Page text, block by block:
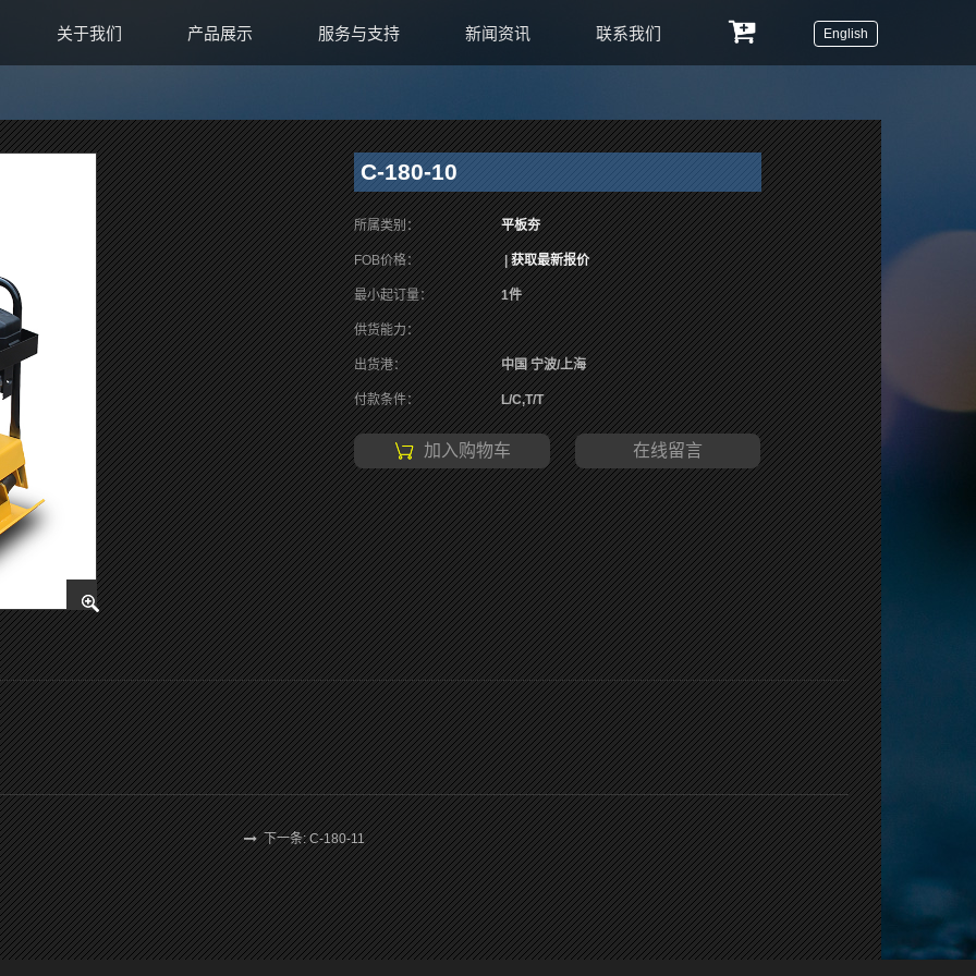
关于我们 产品展示 服务与支持 新闻资讯 联系我们 English
C-180-10
所属类别： 平板夯
FOB价格： |获取最新报价
最小起订量： 1件
供货能力：
出货港： 中国 宁波/上海
付款条件： L/C,T/T
加入购物车 在线留言
下一条: C-180-11